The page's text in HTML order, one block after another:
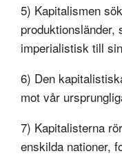
5) Kapitalismen
imperialistisk till
6) Den
mot vår
7) Kapitalisterna
enskilda nationer,